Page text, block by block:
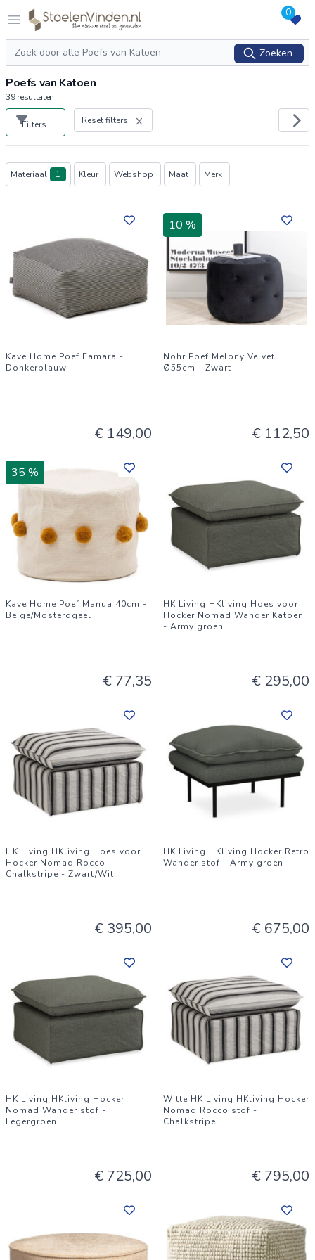
Open menu
Logo stoelenvinden.nl 0
Zoeken
Zoeken
Poefs van Katoen
39resultaten
Filters Reset filters
Producten
Materiaal 1 Kleur Webshop Maat Merk
Kave Home Poef Famara -
Donkerblauw
€ 149,00
10 %
Nohr Poef Melony Velvet,
Ø55cm - Zwart
€ 112,50
35 %
Kave Home Poef Manua 40cm -
Beige/Mosterdgeel
€ 77,35
HK Living HKliving Hoes voor
Hocker Nomad Wander Katoen
- Army groen
€ 295,00
HK Living HKliving Hoes voor
Hocker Nomad Rocco
Chalkstripe - Zwart/Wit
€ 395,00
HK Living HKliving Hocker Retro
Wander stof - Army groen
€ 675,00
HK Living HKliving Hocker
Nomad Wander stof -
Legergroen
€ 725,00
Witte HK Living HKliving Hocker
Nomad Rocco stof -
Chalkstripe
€ 795,00